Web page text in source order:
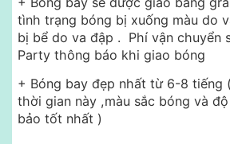
tình trạng bóng bị xuống màu do
bị bể do va đập . Phí vận chuyển
Party thông báo khi giao bóng
+ Bóng bay đẹp nhất từ 6-8 tiếng
thời gian này ,màu sắc bóng và
bảo tốt nhất )